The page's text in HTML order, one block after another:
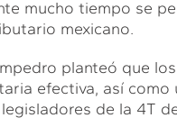
mucho tiempo se
mexicano.
planteó que
efectiva, así como
de la 4T